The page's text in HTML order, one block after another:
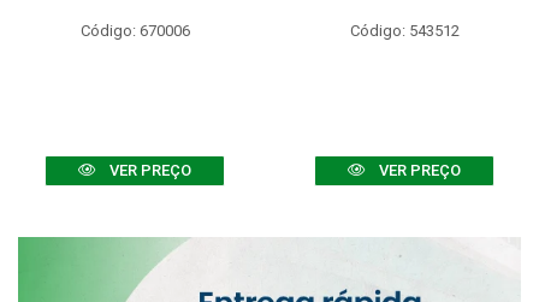
Código: 670006
VER PREÇO
Código: 543512
VER PREÇO